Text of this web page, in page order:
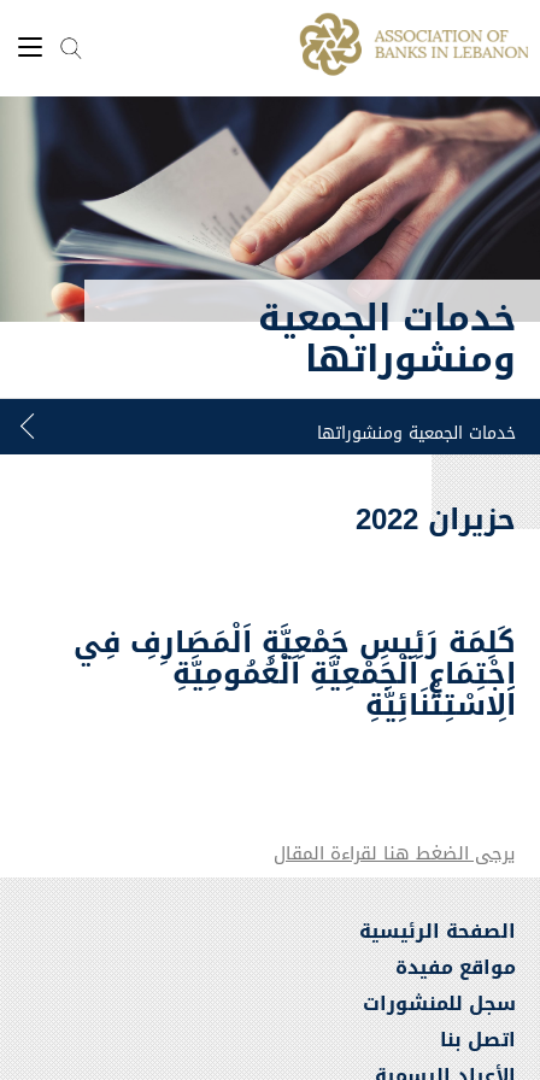
خدمات الجمعية
ومنشوراتها
حزيران 2022
كَلِمَة رَئِيسِ جَمْعِيَّةِ اَلْمَصَارِفِ فِي
اِجْتِمَاعِ اَلْجَمْعِيَّةِ اَلْعُمُومِيَّةِ
اَلِاسْتِثْنَائِيَّةِ
يرجى الضغط هنا لقراءة المقال
الصفحة الرئيسية
مواقع مفيدة
سجل للمنشورات
اتصل بنا